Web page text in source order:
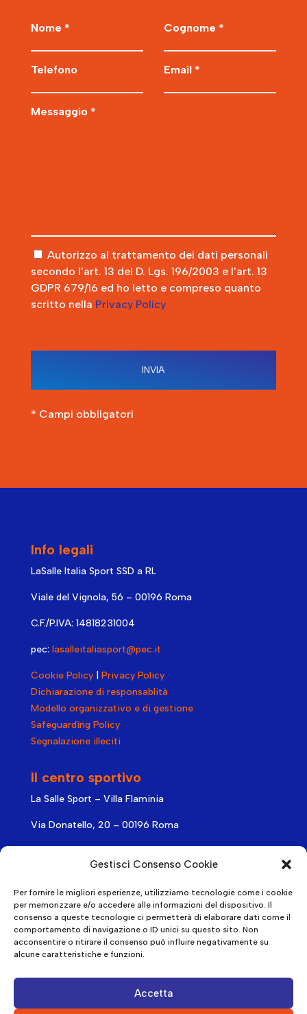
Gestisci Consenso Cookie
Per fornire le migliori esperienze, utilizziamo tecnologie come i cookie
per memorizzare e/o accedere alle informazioni del dispositivo. Il
consenso a queste tecnologie ci permetterà di elaborare dati come il
comportamento di navigazione o ID unici su questo sito. Non
acconsentire o ritirare il consenso può influire negativamente su
alcune caratteristiche e funzioni.
Accetta
Nome * Cognome *
Telefono Email *
Messaggio *
Autorizzo al trattamento dei dati personali
secondo l'art. 13 del D. Lgs. 196/2003 e l'art. 13
GDPR 679/16 ed ho letto e compreso quanto
scritto nella Privacy Policy
* Campi obbligatori
Info legali
LaSalle Italia Sport SSD a RL
Viale del Vignola, 56 – 00196 Roma
C.F./P.IVA: 14818231004
pec: lasalleitaliasport@pec.it
Cookie Policy| Privacy Policy
Dichiarazione di responsablità
Modello organizzativo e di gestione
Safeguarding Policy
Segnalazione illeciti
Il centro sportivo
La Salle Sport – Villa Flaminia
Via Donatello, 20 – 00196 Roma
Seguici sui social